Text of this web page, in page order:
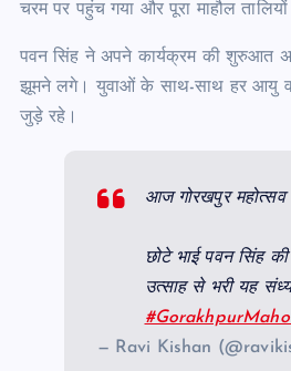
चरम पर पहुंच गया और पूरा माहौल
पवन सिंह ने अपने कार्यक्रम की शुरुआत
झूमने लगे। युवाओं के साथ-साथ हर आयु
जुड़े रहे।
आज गोरखपुर महोत्सव
छोटे भाई पवन सिंह
उत्साह से भरी यह
— Ravi Kishan